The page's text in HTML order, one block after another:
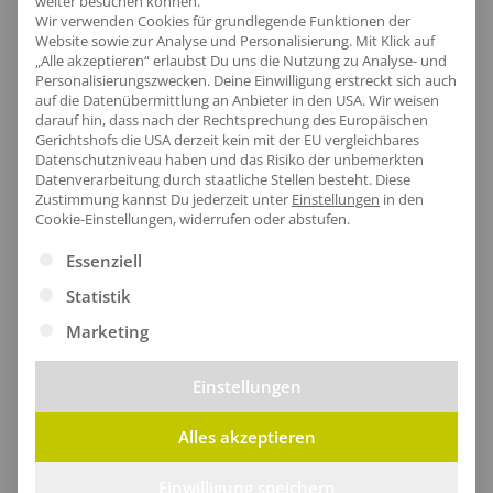
während die fairtrade-zertifizierte, gekämmte Bio-
Baumwolle mit gebürsteter Fleece-Rückseite für ein
kuscheliges Gefühl sorgt.
Bequeme Kapuze
Wir verwenden Cookies für grundlegende Funktionen der
Website sowie zur Analyse und Personalisierung. Mit Klick auf
„Alle akzeptieren“ erlaubst Du uns die Nutzung zu Analyse- und
Personalisierungszwecken. Deine Einwilligung erstreckt sich auch
auf die Datenübermittlung an Anbieter in den USA. Wir weisen
darauf hin, dass nach der Rechtsprechung des Europäischen
Gerichtshofs die USA derzeit kein mit der EU vergleichbares
Datenschutzniveau haben und das Risiko der unbemerkten
Datenverarbeitung durch staatliche Stellen besteht. Diese
Zustimmung kannst Du jederzeit unter Einstellungen in den
Cookie-Einstellungen, widerrufen oder abstufen.
Es folgt eine Liste der Service-Gruppen, für die eine
Essenziell
Statistik
Marketing
Einstellungen
Alles akzeptieren